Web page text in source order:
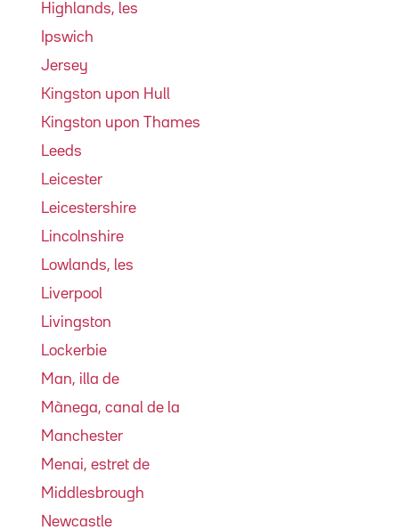
Highlands, les
Ipswich
Jersey
Kingston upon Hull
Kingston upon Thames
Leeds
Leicester
Leicestershire
Lincolnshire
Lowlands, les
Liverpool
Livingston
Lockerbie
Man, illa de
Mànega, canal de la
Manchester
Menai, estret de
Middlesbrough
Newcastle